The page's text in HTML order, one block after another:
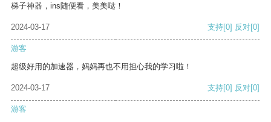
梯子神器，ins随便看，美美哒！
2024-03-17 支持[0] 反对[0]
游客
超级好用的加速器，妈妈再也不用担心我的学习啦！
2024-03-17 支持[0] 反对[0]
游客